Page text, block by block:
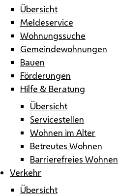
Übersicht
Meldeservice
Wohnungssuche
Gemeindewohnungen
Bauen
Förderungen
Hilfe & Beratung
Übersicht
Servicestellen
Wohnen im Alter
Betreutes Wohnen
Barrierefreies Wohnen
Verkehr
Übersicht